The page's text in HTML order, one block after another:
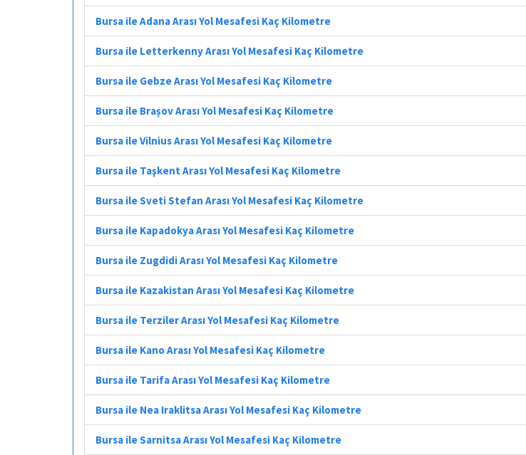
Bursa ile Adana Arası Yol Mesafesi Kaç Kilometre
Bursa ile Letterkenny Arası Yol Mesafesi Kaç Kilometre
Bursa ile Gebze Arası Yol Mesafesi Kaç Kilometre
Bursa ile Brașov Arası Yol Mesafesi Kaç Kilometre
Bursa ile Vilnius Arası Yol Mesafesi Kaç Kilometre
Bursa ile Taşkent Arası Yol Mesafesi Kaç Kilometre
Bursa ile Sveti Stefan Arası Yol Mesafesi Kaç Kilometre
Bursa ile Kapadokya Arası Yol Mesafesi Kaç Kilometre
Bursa ile Zugdidi Arası Yol Mesafesi Kaç Kilometre
Bursa ile Kazakistan Arası Yol Mesafesi Kaç Kilometre
Bursa ile Terziler Arası Yol Mesafesi Kaç Kilometre
Bursa ile Kano Arası Yol Mesafesi Kaç Kilometre
Bursa ile Tarifa Arası Yol Mesafesi Kaç Kilometre
Bursa ile Nea Iraklitsa Arası Yol Mesafesi Kaç Kilometre
Bursa ile Sarnitsa Arası Yol Mesafesi Kaç Kilometre